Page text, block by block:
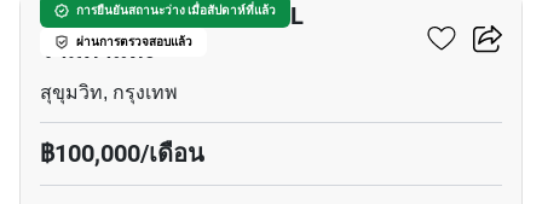
การยืนยันสถานะว่าง เมื่อสัปดาห์ที่แล้ว
ผ่านการตรวจสอบแล้ว
บ้าน 4-ห้องนอน ใกล้ ARL
รามคำแหง
สุขุมวิท, กรุงเทพ
฿100,000/เดือน